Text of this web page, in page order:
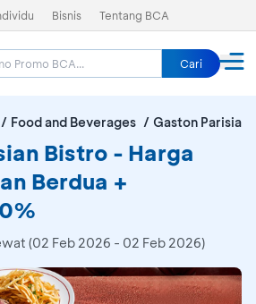
Bisnis Tentang BCA
Cari
Food and Beverages Gaston Parisian
Bistro - Harga
Berdua +
(02 Feb 2026 - 02 Feb 2026)